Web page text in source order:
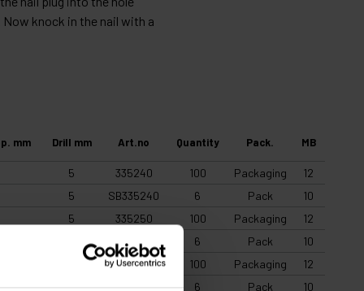
knock in the nail with a
mm Drill mm Art.no Quantity Pack. MB
5 335240 100 Packaging
12
5 SB335240 6 Pack
10
5 335250 100 Packaging
12
SB335250 6 Pack
10
336050 100 Packaging
12
6 SB336050 6 Pack
10